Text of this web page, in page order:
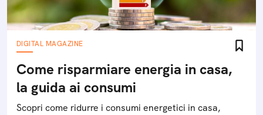
DIGITAL MAGAZINE
Come risparmiare energia in casa,
la guida ai consumi
Scopri come ridurre i consumi energetici in casa,